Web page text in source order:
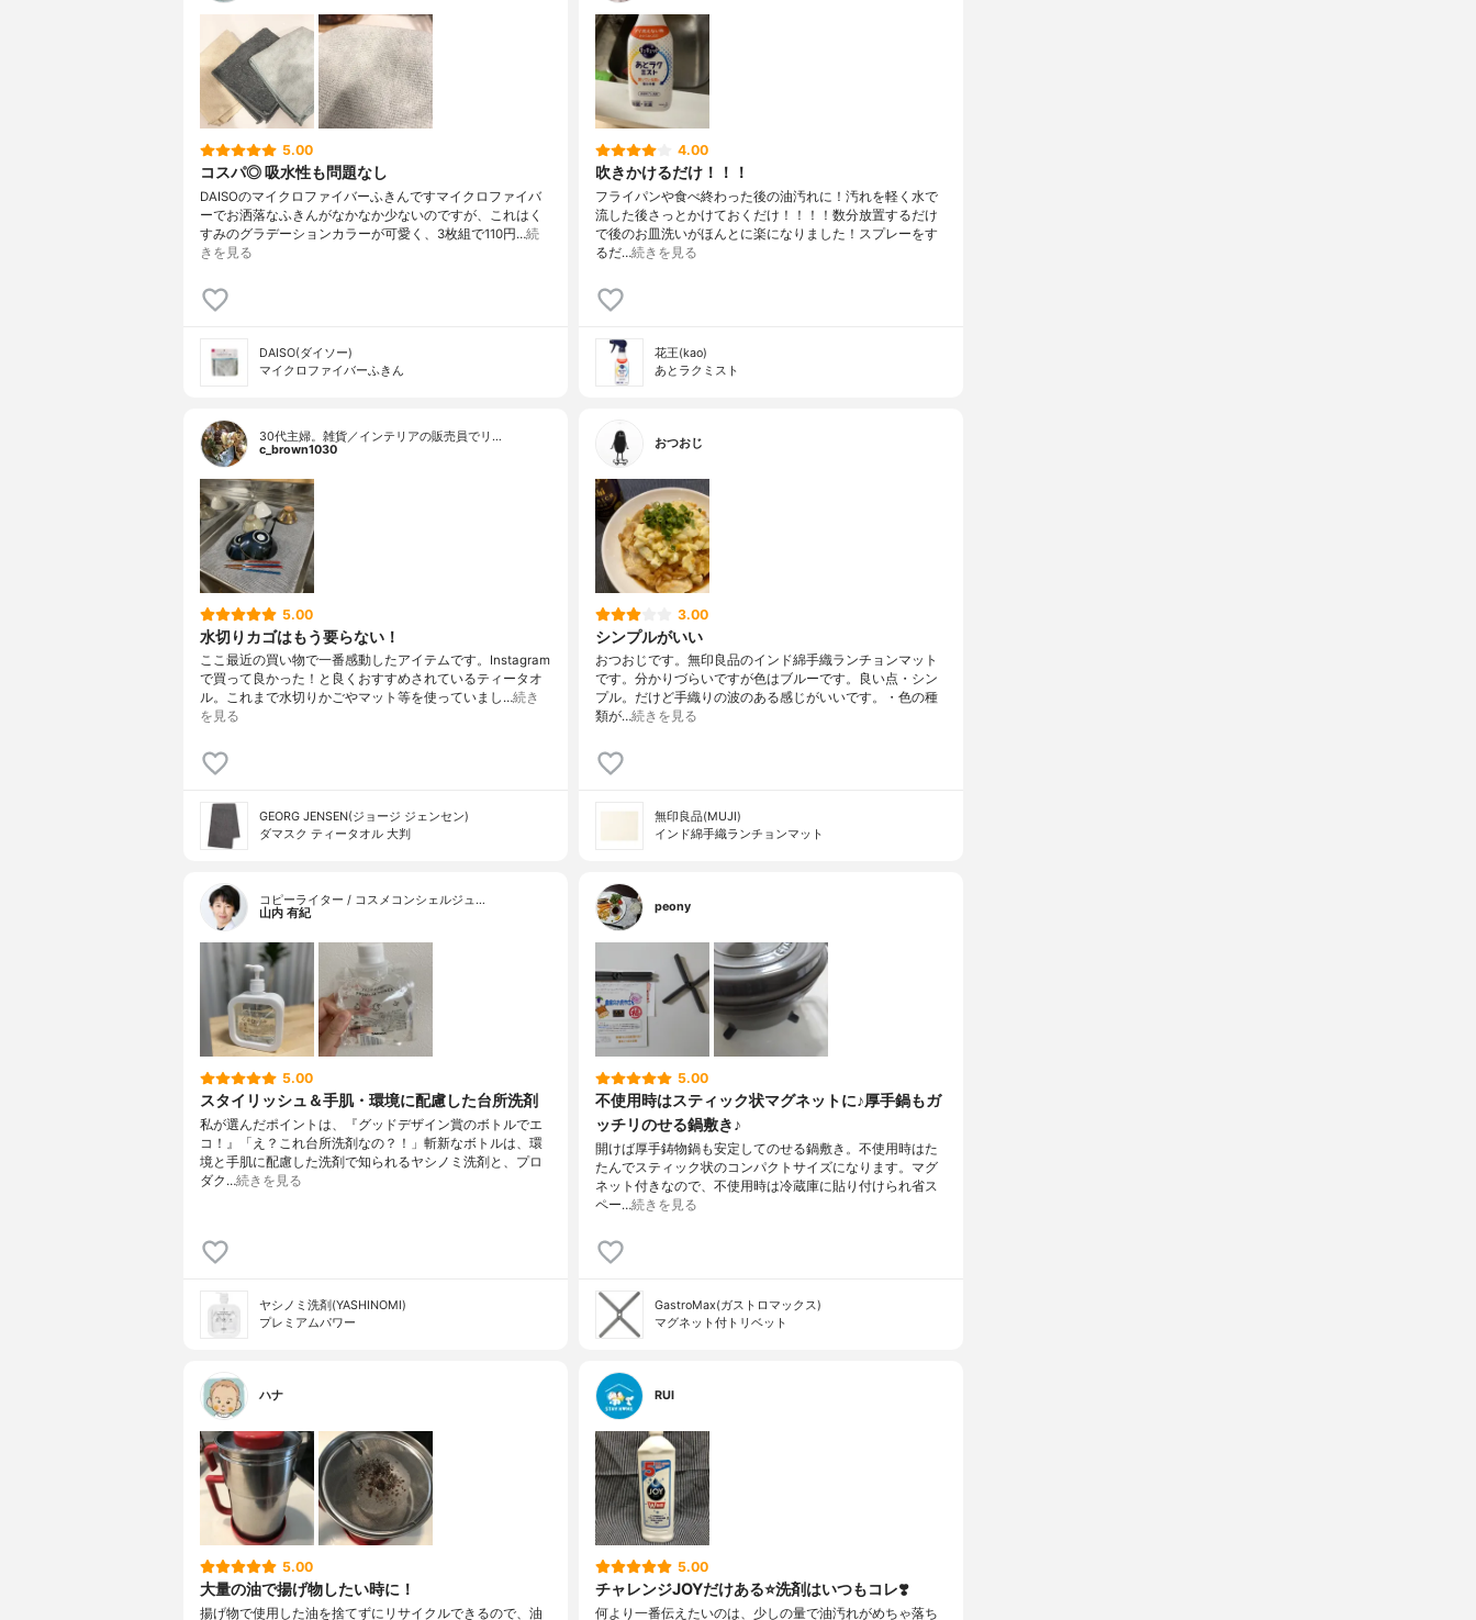
5.00
コスパ◎ 吸水性も問題なし
DAISOのマイクロファイバーふきんですマイクロファイバ
ーでお洒落なふきんがなかなか少ないのですが、これはく
すみのグラデーションカラーが可愛く、3枚組で110円…続
きを見る
DAISO(ダイソー)
マイクロファイバーふきん
4.00
吹きかけるだけ！！！
フライパンや食べ終わった後の油汚れに！汚れを軽く水で
流した後さっとかけておくだけ！！！！数分放置するだけ
で後のお皿洗いがほんとに楽になりました！スプレーをす
るだ…続きを見る
花王(kao)
あとラクミスト
30代主婦。雑貨／インテリアの販売員でリ…
c_brown1030
5.00
水切りカゴはもう要らない！
ここ最近の買い物で一番感動したアイテムです。Instagram
で買って良かった！と良くおすすめされているティータオ
ル。これまで水切りかごやマット等を使っていまし…続き
を見る
GEORG JENSEN(ジョージ ジェンセン)
ダマスク ティータオル 大判
おつおじ
3.00
シンプルがいい
おつおじです。無印良品のインド綿手織ランチョンマット
です。分かりづらいですが色はブルーです。良い点・シン
プル。だけど手織りの波のある感じがいいです。・色の種
類が…続きを見る
無印良品(MUJI)
インド綿手織ランチョンマット
コピーライター / コスメコンシェルジュ…
山内 有紀
5.00
スタイリッシュ＆手肌・環境に配慮した台所洗剤
私が選んだポイントは、『グッドデザイン賞のボトルでエ
コ！』「え？これ台所洗剤なの？！」斬新なボトルは、環
境と手肌に配慮した洗剤で知られるヤシノミ洗剤と、プロ
ダク…続きを見る
ヤシノミ洗剤(YASHINOMI)
プレミアムパワー
peony
5.00
不使用時はスティック状マグネットに♪厚手鍋もガ
ッチリのせる鍋敷き♪
開けば厚手鋳物鍋も安定してのせる鍋敷き。不使用時はた
たんでスティック状のコンパクトサイズになります。マグ
ネット付きなので、不使用時は冷蔵庫に貼り付けられ省ス
ペー…続きを見る
GastroMax(ガストロマックス)
マグネット付トリベット
ハナ
5.00
大量の油で揚げ物したい時に！
揚げ物で使用した油を捨てずにリサイクルできるので、油
RUI
5.00
チャレンジJOYだけある⭐️洗剤はいつもコレ❣️
何より一番伝えたいのは、少しの量で油汚れがめちゃ落ち